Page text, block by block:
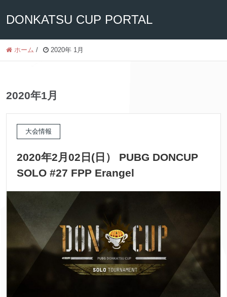
DONKATSU CUP PORTAL
ホーム / 2020年 1月
2020年1月
大会情報
2020年2月02日(日） PUBG DONCUP
SOLO #27 FPP Erangel